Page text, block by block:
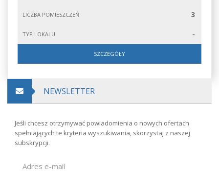
LICZBA POMIESZCZEŃ 3
TYP LOKALU -
SZCZEGÓŁY
NEWSLETTER
Jeśli chcesz otrzymywać powiadomienia o nowych ofertach
spełniających te kryteria wyszukiwania, skorzystaj z naszej
subskrypcji.